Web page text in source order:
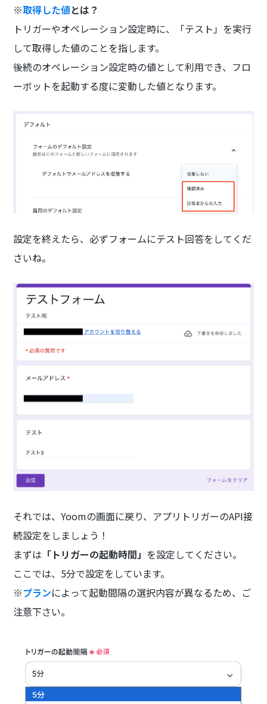
※取得した値とは？
トリガーやオペレーション設定時に、「テスト」を実行
して取得した値のことを指します。
後続のオペレーション設定時の値として利用でき、フロ
ーボットを起動する度に変動した値となります。
設定を終えたら、必ずフォームにテスト回答をしてくだ
さいね。
それでは、Yoomの画面に戻り、アプリトリガーのAPI接
続設定をしましょう！
まずは 「トリガーの起動時間」 を設定してください。
ここでは、5分で設定をしています。
※プランによって起動間隔の選択内容が異なるため、ご
注意下さい。